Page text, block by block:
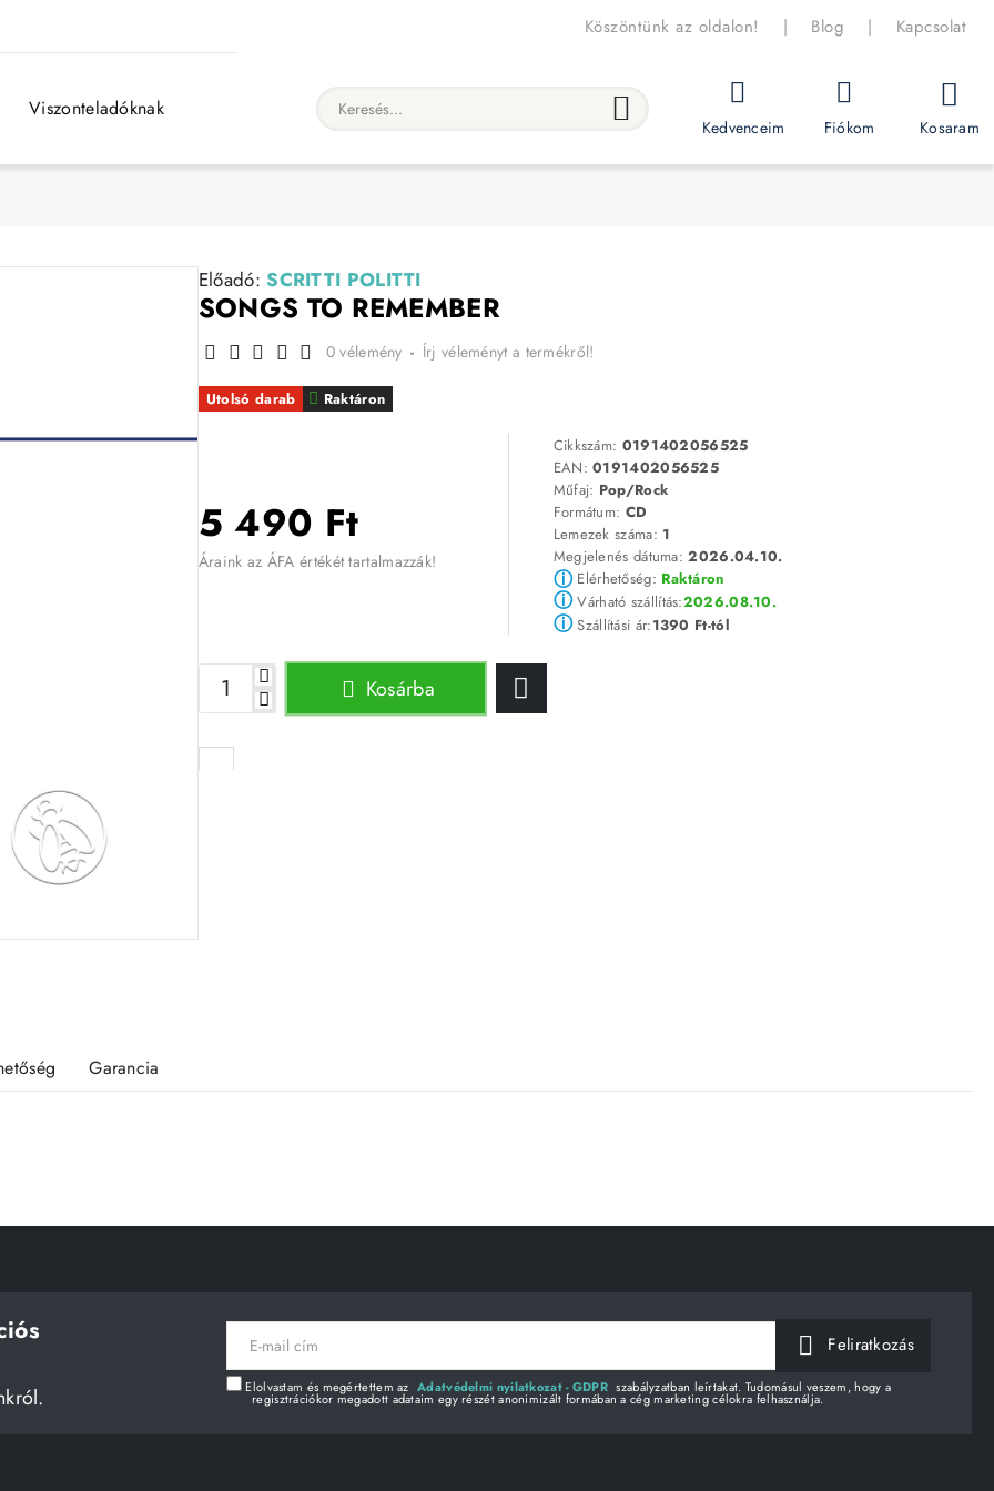
Köszöntünk az oldalon! | Blog | Kapcsolat
Viszonteladóknak Keresés...
Kedvenceim Fiókom Kosaram
Előadó:SCRITTI POLITTI
SONGS TO REMEMBER
Raktáron
Utolsó darab
0 vélemény - Írj véleményt a termékről!
5 490 Ft
Áraink az ÁFA értékét tartalmazzák!
Cikkszám: 0191402056525
EAN:0191402056525
Műfaj: Pop/Rock
Formátum: CD
Lemezek száma: 1
Megjelenés dátuma:2026.04.10.
ⓘElérhetőség: Raktáron
ⓘVárható szállítás:2026.08.10.
ⓘSzállítási ár:1390 Ft-tól
Kosárba
Garancia
E-
mail Feliratkozás
Elolvastam és megértettem az Adatvédelmi nyilatkozat - GDPR szabályzatban leírtakat. Tudomásul veszem, hogy a
regisztrációkor megadott adataim egy részét anonimizált formában a cég marketing célokra felhasználja.